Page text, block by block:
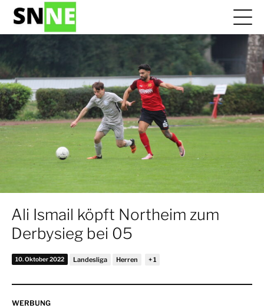
Ali Ismail köpft Northeim zum
Derbysieg bei 05
10. Oktober 2022 Landesliga Herren
WERBUNG